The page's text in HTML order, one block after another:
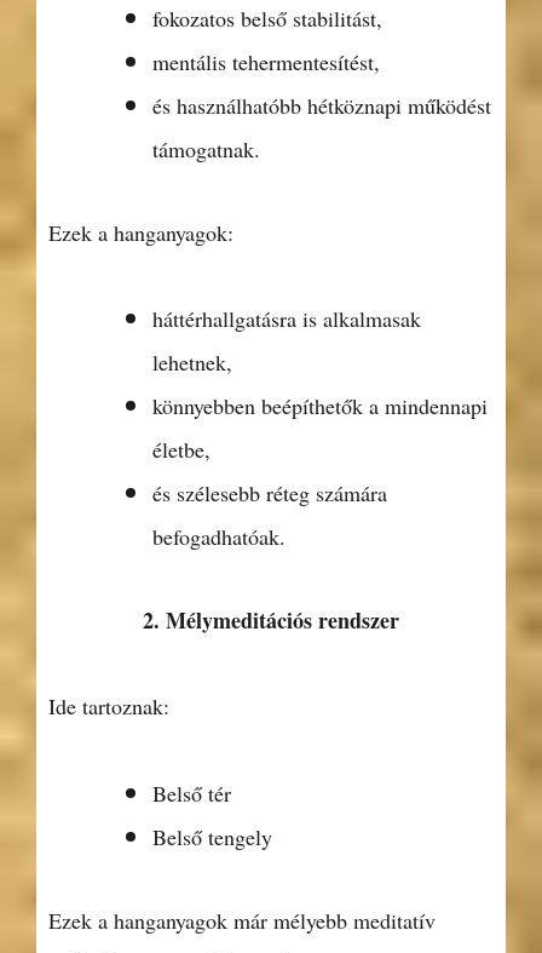
fokozatos belső stabilitást,
mentális tehermentesítést,
és használhatóbb hétköznapi működést
támogatnak.
Ezek a hanganyagok:
háttérhallgatásra is alkalmasak
lehetnek,
könnyebben beépíthetők a mindennapi
életbe,
és szélesebb réteg számára
befogadhatóak.
2. Mélymeditációs rendszer
Ide tartoznak:
Belső tér
Belső tengely
Ezek a hanganyagok már mélyebb meditatív